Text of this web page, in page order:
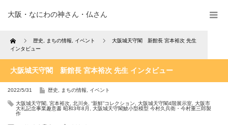
大阪・なにわの神さん・仏さん
Home 歴史 まちの情報 イベント
大阪城天守閣 新館長 宮本裕次 先生
インタビュー
大阪城天守閣 新館長 宮本裕次 先生 インタビュー
2022/5/31 歴史 まちの情報 イベント
大阪城天守閣 宮本裕次 北川央 “新鮮”コレクション 大阪城天守閣4階展示室 大阪市
大礼記念事業趣意書 昭和3年8月
大阪城天守閣鯱小型模型 今村久兵衛・今村重三郎製
作